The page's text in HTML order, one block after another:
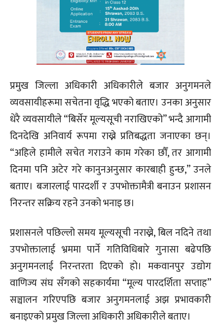
प्रमुख जिल्ला अधिकारी अधिकारीले बजार अनुगमनले
व्यवसायीहरूमा सचेतना वृद्धि भएको बताए। उनका अनुसार
धेरै व्यवसायीले “बिर्सेर मूल्यसूची नराखिएको” भन्दै आगामी
दिनदेखि अनिवार्य रूपमा राख्ने प्रतिबद्धता जनाएका छन्।
“अहिले हामीले सचेत गराउने काम गरेका छौँ, तर आगामी
दिनमा पनि अटेर गरे कानुनअनुसार कारबाही हुन्छ,” उनले
बताए। बजारलाई पारदर्शी र उपभोक्तामैत्री बनाउन प्रशासन
निरन्तर सक्रिय रहने उनको भनाइ छ।
प्रशासनले पछिल्लो समय मूल्यसूची नराख्ने, बिल नदिने तथा
उपभोक्तालाई भ्रममा पार्ने गतिविधिबारे गुनासा बढेपछि
अनुगमनलाई निरन्तरता दिएको हो। मकवानपुर उद्योग
वाणिज्य संघ सँगको सहकार्यमा “मूल्य पारदर्शिता सप्ताह”
सञ्चालन गरिएपछि बजार अनुगमनलाई अझ प्रभावकारी
बनाइएको प्रमुख जिल्ला अधिकारी अधिकारीले बताए।